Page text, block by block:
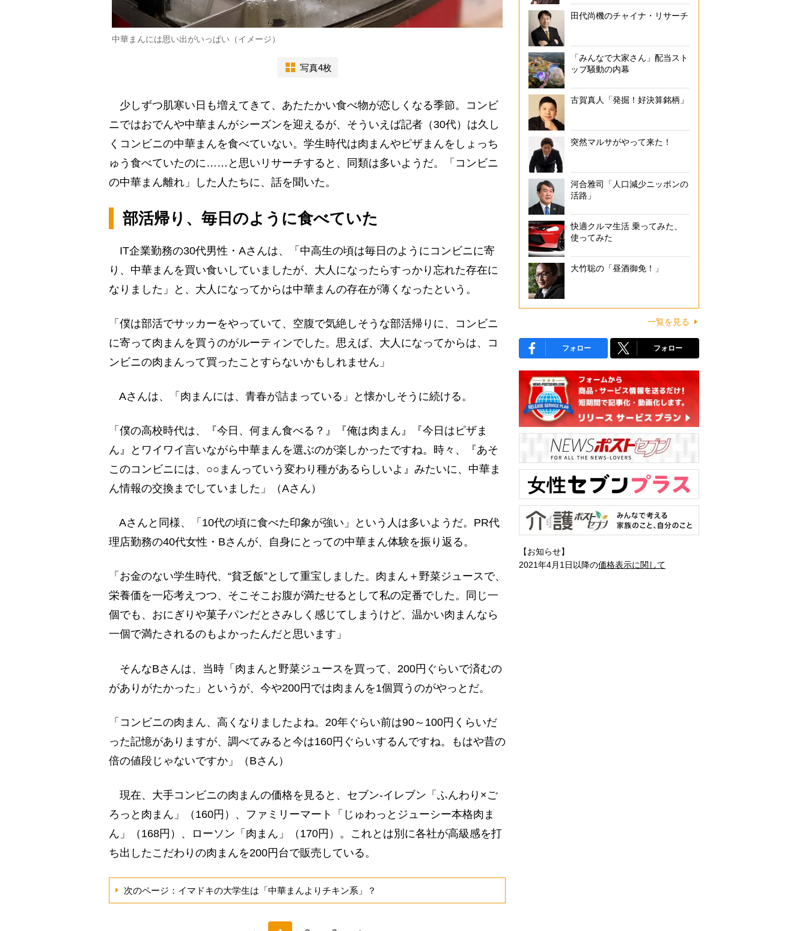
中華まんには思い出がいっぱい（イメージ）
写真4枚
少しずつ肌寒い日も増えてきて、あたたかい食べ物が恋しくなる季節。コンビ
ニではおでんや中華まんがシーズンを迎えるが、そういえば記者（30代）は久し
くコンビニの中華まんを食べていない。学生時代は肉まんやピザまんをしょっち
ゅう食べていたのに……と思いリサーチすると、同類は多いようだ。「コンビニ
の中華まん離れ」した人たちに、話を聞いた。
部活帰り、毎日のように食べていた
IT企業勤務の30代男性・Aさんは、「中高生の頃は毎日のようにコンビニに寄
り、中華まんを買い食いしていましたが、大人になったらすっかり忘れた存在に
なりました」と、大人になってからは中華まんの存在が薄くなったという。
「僕は部活でサッカーをやっていて、空腹で気絶しそうな部活帰りに、コンビニ
に寄って肉まんを買うのがルーティンでした。思えば、大人になってからは、コ
ンビニの肉まんって買ったことすらないかもしれません」
Aさんは、「肉まんには、青春が詰まっている」と懐かしそうに続ける。
「僕の高校時代は、『今日、何まん食べる？』『俺は肉まん』『今日はピザま
ん』とワイワイ言いながら中華まんを選ぶのが楽しかったですね。時々、『あそ
このコンビニには、○○まんっていう変わり種があるらしいよ』みたいに、中華ま
ん情報の交換までしていました」（Aさん）
Aさんと同様、「10代の頃に食べた印象が強い」という人は多いようだ。PR代
理店勤務の40代女性・Bさんが、自身にとっての中華まん体験を振り返る。
「お金のない学生時代、“貧乏飯”として重宝しました。肉まん＋野菜ジュースで、
栄養価を一応考えつつ、そこそこお腹が満たせるとして私の定番でした。同じ一
個でも、おにぎりや菓子パンだとさみしく感じてしまうけど、温かい肉まんなら
一個で満たされるのもよかったんだと思います」
そんなBさんは、当時「肉まんと野菜ジュースを買って、200円ぐらいで済むの
がありがたかった」というが、今や200円では肉まんを1個買うのがやっとだ。
「コンビニの肉まん、高くなりましたよね。20年ぐらい前は90～100円くらいだ
った記憶がありますが、調べてみると今は160円ぐらいするんですね。もはや昔の
倍の値段じゃないですか」（Bさん）
現在、大手コンビニの肉まんの価格を見ると、セブン-イレブン「ふんわり×ご
ろっと肉まん」（160円）、ファミリーマート「じゅわっとジューシー本格肉ま
ん」（168円）、ローソン「肉まん」（170円）。これとは別に各社が高級感を打
ち出したこだわりの肉まんを200円台で販売している。
次のページ：イマドキの大学生は「中華まんよりチキン系」？
田代尚機のチャイナ・リサーチ
「みんなで大家さん」配当スト
ップ騒動の内幕
古賀真人「発掘！好決算銘柄」
突然マルサがやって来た！
河合雅司「人口減少ニッポンの
活路」
快適クルマ生活 乗ってみた、
使ってみた
大竹聡の「昼酒御免！」
一覧を見る
フォロー フォロー
【お知らせ】
2021年4月1日以降の価格表示に関して